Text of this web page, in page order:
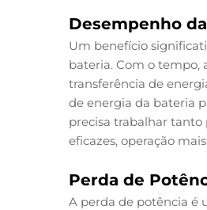
Desempenho
Um benefício
bateria. Com o tempo,
transferência de
de energia da bateria
precisa trabalhar tanto
eficazes, operação
Perda de
A perda de potência é